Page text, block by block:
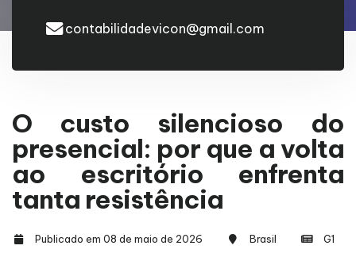
contabilidadevicon@gmail.com
O custo silencioso do
presencial: por que a volta
ao escritório enfrenta
tanta resistência
Publicado em 08 de maio de 2026 Brasil G1